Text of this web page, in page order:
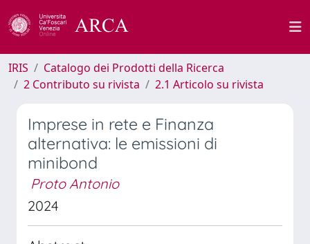
IRIS
Catalogo dei Prodotti della Ricerca
2 Contributo su rivista
2.1 Articolo su rivista
Imprese in rete e Finanza
alternativa: le emissioni di
minibond
Proto Antonio
2024